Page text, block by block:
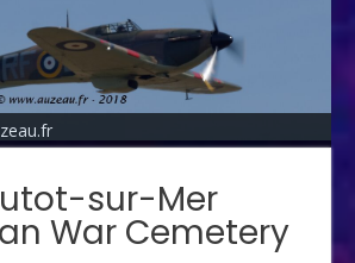
sur-Mer
War Cemetery